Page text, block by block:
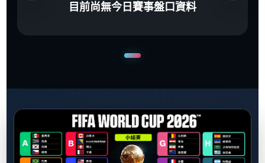
目前尚無今日賽事盤口資料